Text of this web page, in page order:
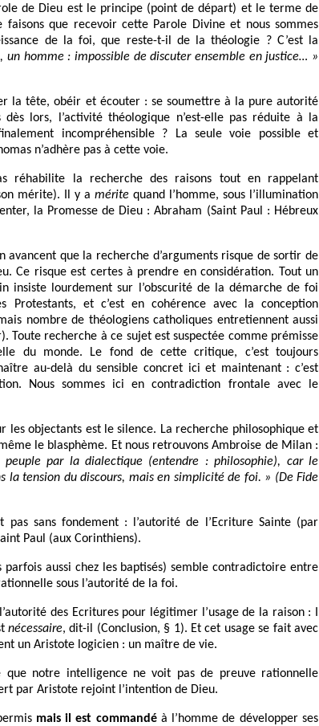
de Dieu est le principe (point de départ) et le terme de
que recevoir cette Parole Divine et nous sommes
de la foi, que reste-t-il de la théologie ? C’est la
un homme : impossible de discuter ensemble en justice… »
la tête, obéir et écouter : se soumettre à la pure autorité
lors, l’activité théologique n’est-elle pas réduite à la
incompréhensible ? La seule voie possible et
n’adhère pas à cette voie.
réhabilite la recherche des raisons tout en rappelant
mérite). Il y a mérite quand l’homme, sous l’illumination
la Promesse de Dieu : Abraham (Saint Paul : Hébreux
avancent que la recherche d’arguments risque de sortir de
Ce risque est certes à prendre en considération. Tout un
insiste lourdement sur l’obscurité de la démarche de foi
et c’est en cohérence avec la conception
nombre de théologiens catholiques entretiennent aussi
Toute recherche à ce sujet est suspectée comme prémisse
du monde. Le fond de cette critique, c’est toujours
au-delà du sensible concret ici et maintenant : c’est
Nous sommes ici en contradiction frontale avec le
les objectants est le silence. La recherche philosophique et
le blasphème. Et nous retrouvons Ambroise de Milan :
par la dialectique (entendre : philosophie), car le
la tension du discours, mais en simplicité de foi. » (De Fide
pas sans fondement : l’autorité de l’Ecriture Sainte (par
Paul (aux Corinthiens).
parfois aussi chez les baptisés) semble contradictoire entre
sous l’autorité de la foi.
des Ecritures pour légitimer l’usage de la raison : I
nécessaire, dit-il (Conclusion, § 1). Et cet usage se fait avec
un Aristote logicien : un maître de vie.
notre intelligence ne voit pas de preuve rationnelle
par Aristote rejoint l’intention de Dieu.
mais il est commandéà l’homme de développer ses